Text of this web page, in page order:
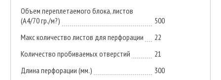
Объем переплетаемого блока, листов
(A4/70 гр./м?)
500
Макс количество листов для перфорации
22
Количество пробиваемых отверстий
21
Длина перфорации (мм.)
300